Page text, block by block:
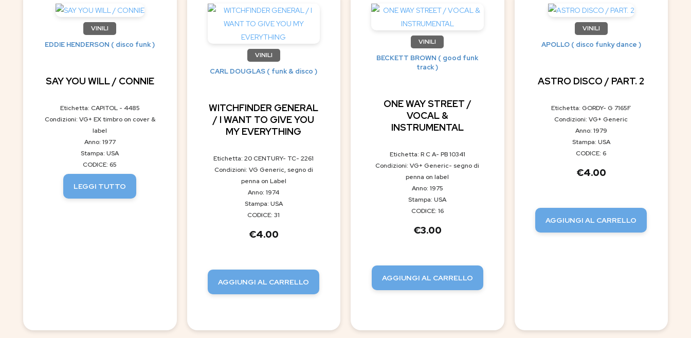
VINILI
EDDIE HENDERSON ( disco funk )
SAY YOU WILL / CONNIE
Etichetta: CAPITOL - 4485
Condizioni: VG+ EX timbro on cover &
label
Anno: 1977
Stampa: USA
CODICE: 65
LEGGI TUTTO
VINILI
CARL DOUGLAS ( funk & disco )
WITCHFINDER GENERAL
/ I WANT TO GIVE YOU
MY EVERYTHING
Etichetta: 20 CENTURY- TC- 2261
Condizioni: VG Generic, segno di
penna on Label
Anno: 1974
Stampa: USA
CODICE: 31
€4.00
AGGIUNGI AL CARRELLO
VINILI
BECKETT BROWN ( good funk
track )
ONE WAY STREET /
VOCAL &
INSTRUMENTAL
Etichetta: R C A- PB 10341
Condizioni: VG+ Generic- segno di
penna on label
Anno: 1975
Stampa: USA
CODICE: 16
€3.00
AGGIUNGI AL CARRELLO
VINILI
APOLLO ( disco funky dance )
ASTRO DISCO / PART. 2
Etichetta: GORDY- G 7165F
Condizioni: VG+ Generic
Anno: 1979
Stampa: USA
CODICE: 6
€4.00
AGGIUNGI AL CARRELLO